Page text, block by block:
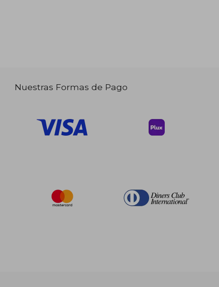
Nuestras Formas de Pago